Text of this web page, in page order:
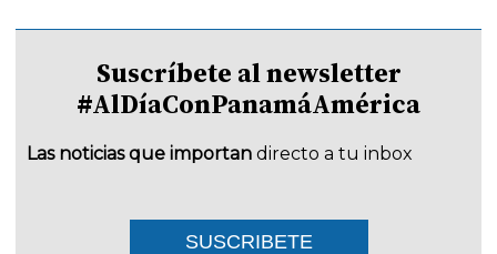
Suscríbete al newsletter
#AlDíaConPanamáAmérica
Las noticias que importan directo a tu inbox
SUSCRIBETE